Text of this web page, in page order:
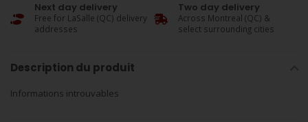
Next day delivery
Free for LaSalle (QC) delivery
addresses
Two day delivery
Across Montreal (QC) &
select surrounding cities
Description du produit
Informations introuvables